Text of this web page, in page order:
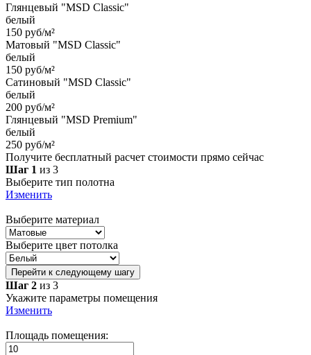
Глянцевый "MSD Classic"
белый
150 руб/м²
Матовый "MSD Classic"
белый
150 руб/м²
Сатиновый "MSD Classic"
белый
200 руб/м²
Глянцевый "MSD Premium"
белый
250 руб/м²
Получите бесплатный расчет стоимости прямо сейчас
Шаг 1 из 3
Выберите тип полотна
Изменить
Выберите материал
Выберите цвет потолка
Перейти к следующему шагу
Шаг 2 из 3
Укажите параметры помещения
Изменить
Площадь помещения: